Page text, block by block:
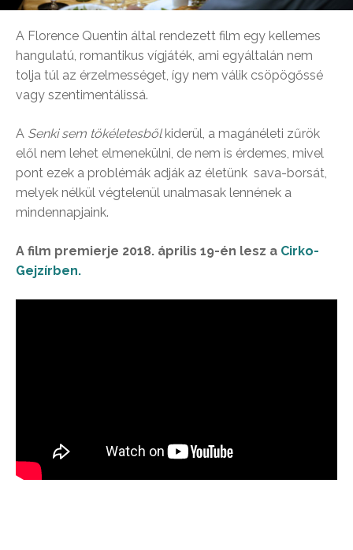
A Florence Quentin által rendezett film egy kellemes
hangulatú, romantikus vígjáték, ami egyáltalán nem
tolja túl az érzelmességet, így nem válik csöpögőssé
vagy szentimentálissá.
A Senki sem tökéletesbőlkiderül, a magánéleti zűrök
elől nem lehet elmenekülni, de nem is érdemes, mivel
pont ezek a problémák adják az életünk sava-borsát,
melyek nélkül végtelenül unalmasak lennének a
mindennapjaink.
A film premierje 2018. április 19-én lesz a Cirko-
Gejzírben.